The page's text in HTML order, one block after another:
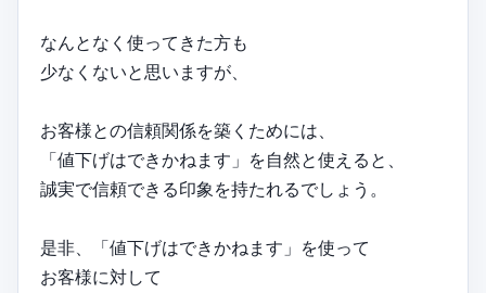
なんとなく使ってきた方も
少なくないと思いますが、
お客様との信頼関係を築くためには、
「値下げはできかねます」を自然と使えると、
誠実で信頼できる印象を持たれるでしょう。
是非、「値下げはできかねます」を使って
お客様に対して